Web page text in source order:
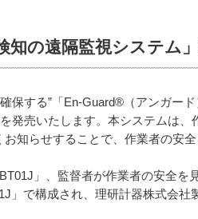
の遠隔監視システム
保する”「En-Guard®（アンガー
発売いたします。本システムは
知らせすることで、作業者の安全
」、監督者が作業者の安全を
」で構成され、理研計器株式会社